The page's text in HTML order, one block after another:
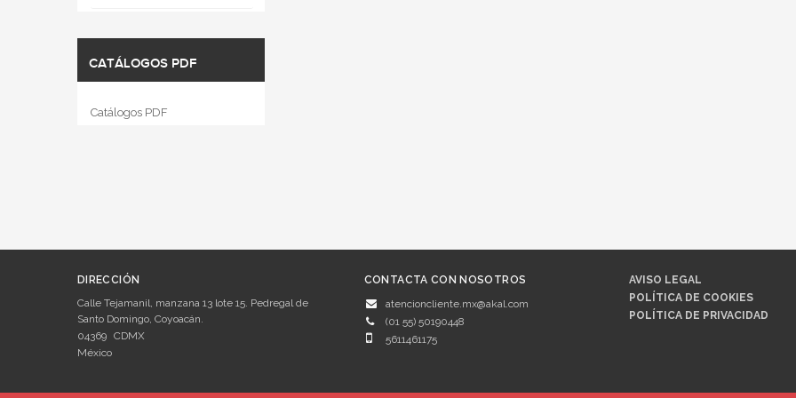
CATÁLOGOS PDF
Catálogos PDF
DIRECCIÓN
Calle Tejamanil, manzana 13 lote 15. Pedregal de
Santo Domingo, Coyoacán.
04369 CDMX
México
CONTACTA CON NOSOTROS
atencioncliente.mx@akal.com
(01 55) 50190448
5611461175
AVISO LEGAL
POLÍTICA DE COOKIES
POLÍTICA DE PRIVACIDAD